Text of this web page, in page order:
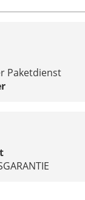
Paketdienst